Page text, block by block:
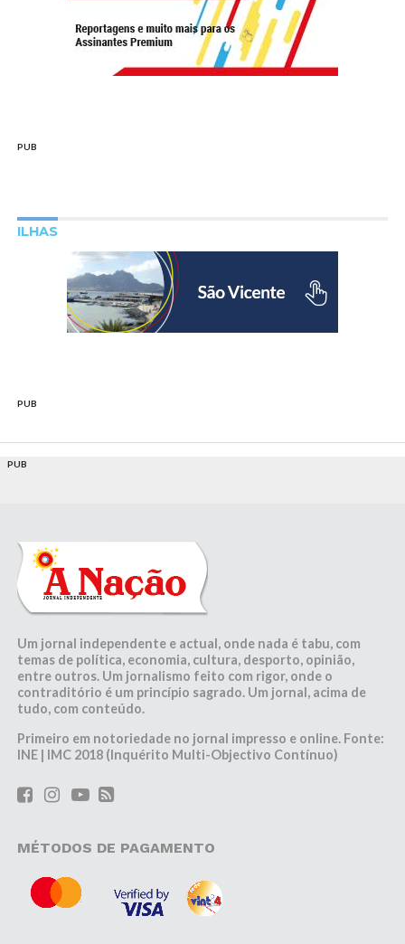
PUB
ILHAS
PUB
PUB
Um jornal independente e actual, onde nada é tabu, com
temas de política, economia, cultura, desporto, opinião,
entre outros. Um jornalismo feito com rigor, onde o
contraditório é um princípio sagrado. Um jornal, acima de
tudo, com conteúdo.
Primeiro em notoriedade no jornal impresso e online. Fonte:
INE | IMC 2018 (Inquérito Multi-Objectivo Contínuo)
MÉTODOS DE PAGAMENTO